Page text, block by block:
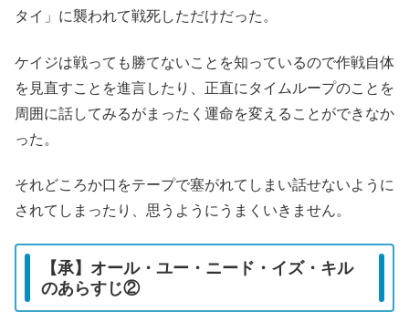
タイ」に襲われて戦死しただけだった。
ケイジは戦っても勝てないことを知っているので作戦自体
を見直すことを進言したり、正直にタイムループのことを
周囲に話してみるがまったく運命を変えることができなか
った。
それどころか口をテープで塞がれてしまい話せないように
されてしまったり、思うようにうまくいきません。
【承】オール・ユー・ニード・イズ・キル
のあらすじ②